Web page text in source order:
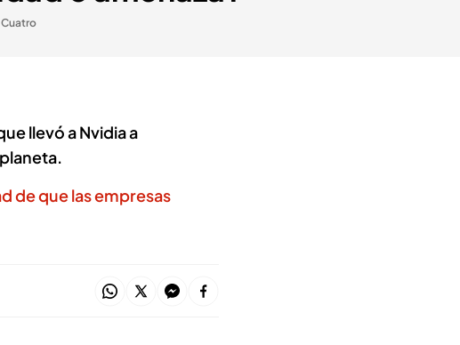
Cuatro
llevó a Nvidia a
de que las empresas